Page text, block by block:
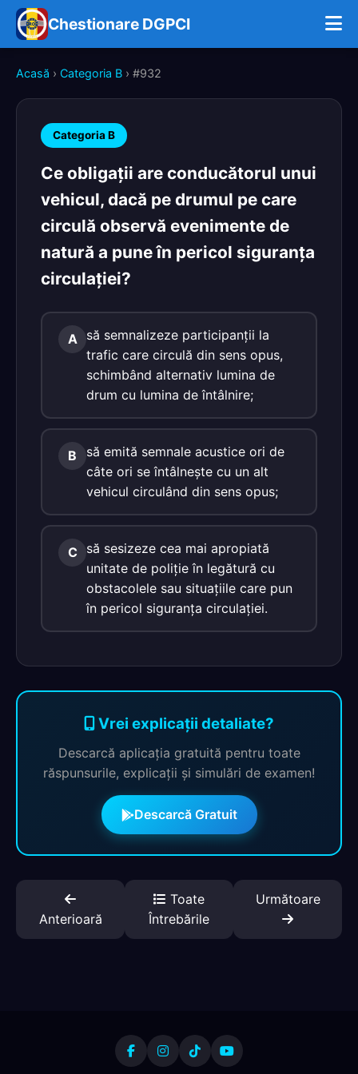
Chestionare DGPCI
Acasă › Categoria B › #932
Categoria B
Ce obligații are conducătorul unui
vehicul, dacă pe drumul pe care
circulă observă evenimente de
natură a pune în pericol siguranța
circulației?
A
să semnalizeze participanţii la
trafic care circulă din sens opus,
schimbând alternativ lumina de
drum cu lumina de întâlnire;
B
să emită semnale acustice ori de
câte ori se întâlneşte cu un alt
vehicul circulând din sens opus;
C
să sesizeze cea mai apropiată
unitate de poliţie în legătură cu
obstacolele sau situaţiile care pun
în pericol siguranţa circulaţiei.
Vrei explicații detaliate?
Descarcă aplicația gratuită pentru toate
răspunsurile, explicații și simulări de examen!
Descarcă Gratuit
Anterioară
Toate
Întrebările
Următoare